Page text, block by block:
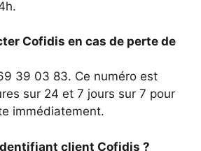
Cofidis en cas de perte de
39 03 83. Ce numéro est
sur 24 et 7 jours sur 7 pour
immédiatement.
client Cofidis ?